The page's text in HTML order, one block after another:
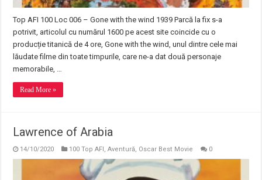
Top AFI 100 Loc 006 – Gone with the wind 1939 Parcă la fix s-a
potrivit, articolul cu numărul 1600 pe acest site coincide cu o
producție titanică de 4 ore, Gone with the wind, unul dintre cele mai
lăudate filme din toate timpurile, care ne-a dat două personaje
memorabile, …
Read More »
Lawrence of Arabia
14/10/2020 100 Top AFI ,Aventură Oscar Best Movie 0